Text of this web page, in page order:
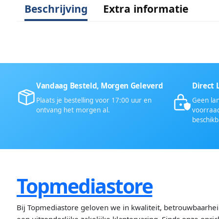
Beschrijving Extra informatie
Vandaag Besteld, Morgen Geleverd
Plaats je bestelling voor 17:00 uur en
ontvang het morgen al.
Direct
Geen
Topmediastore
Bij Topmediastore geloven we in kwaliteit,